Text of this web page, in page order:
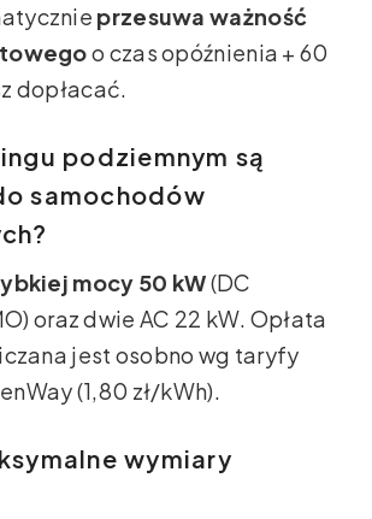
przesuwa ważność
o czas opóźnienia + 60
dopłacać.
podziemnym są
samochodów
mocy 50 kW(DC
oraz dwie AC 22 kW. Opłata
jest osobno wg taryfy
(1,80 zł/kWh).
wymiary